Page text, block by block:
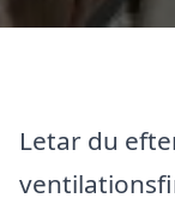
Letar du